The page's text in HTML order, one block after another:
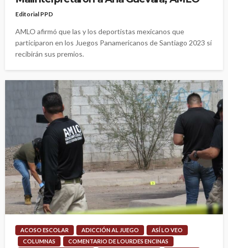
Editorial PPD
AMLO afirmó que las y los deportistas mexicanos que
participaron en los Juegos Panamericanos de Santiago 2023 sí
recibirán sus premios.
ACOSO ESCOLAR ADICCIÓN AL JUEGO
ASÍ LO VEO
COLUMNAS
COMENTARIO DE LOURDES ENCINAS